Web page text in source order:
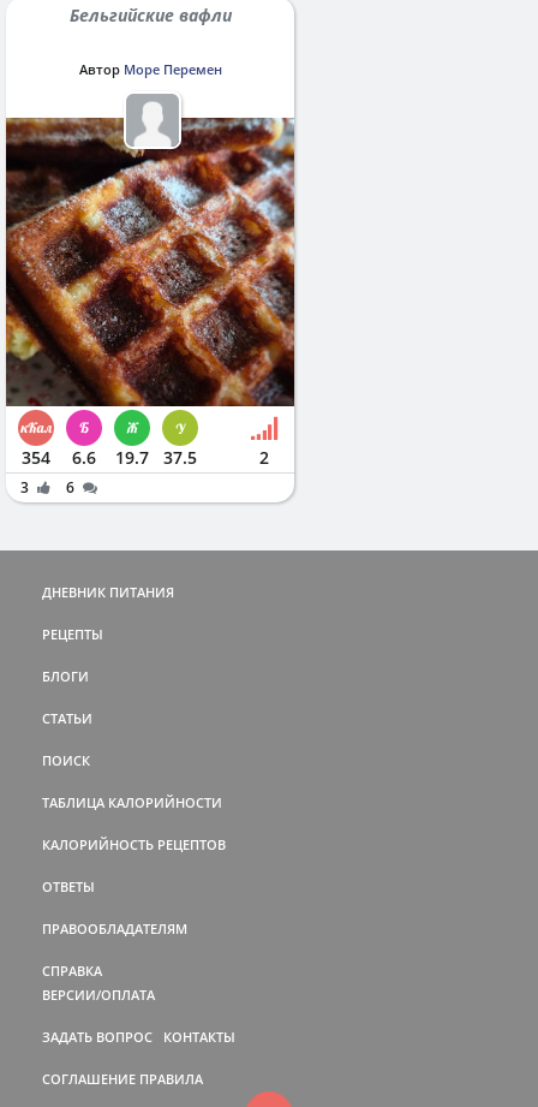
Бельгийские вафли
Автор Море Перемен
354 6.6 19.7 37.5 2
3 6
ДНЕВНИК ПИТАНИЯ
РЕЦЕПТЫ
БЛОГИ
СТАТЬИ
ПОИСК
ТАБЛИЦА КАЛОРИЙНОСТИ
КАЛОРИЙНОСТЬ РЕЦЕПТОВ
ОТВЕТЫ
ПРАВООБЛАДАТЕЛЯМ
СПРАВКА
ВЕРСИИ/ОПЛАТА
ЗАДАТЬ ВОПРОС КОНТАКТЫ
СОГЛАШЕНИЕ ПРАВИЛА